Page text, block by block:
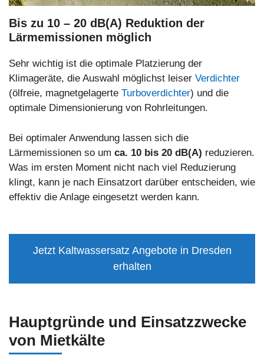
Bis zu 10 – 20 dB(A) Reduktion der
Lärmemissionen möglich
Sehr wichtig ist die optimale Platzierung der
Klimageräte, die Auswahl möglichst leiser Verdichter
(ölfreie, magnetgelagerte Turboverdichter) und die
optimale Dimensionierung von Rohrleitungen.
Bei optimaler Anwendung lassen sich die
Lärmemissionen so um ca. 10 bis 20 dB(A) reduzieren.
Was im ersten Moment nicht nach viel Reduzierung
klingt, kann je nach Einsatzort darüber entscheiden, wie
effektiv die Anlage eingesetzt werden kann.
Jetzt Kaltwassersatz Angebote in Dresden
erhalten
Hauptgründe und Einsatzzwecke
von Mietkälte